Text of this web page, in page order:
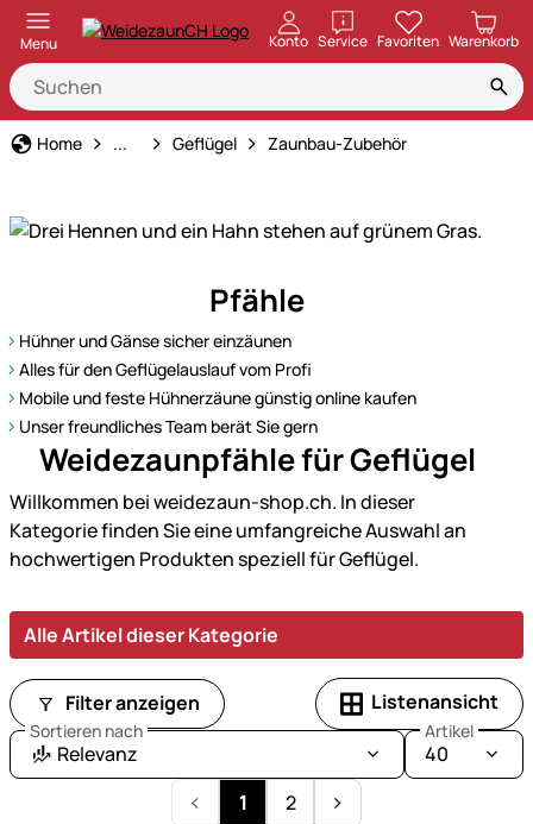
Menu Konto ServiceöffnenFavoriten Warenkorb
Home Tierart
... Geflügel Zaunbau-Zubehör
für
Geflügel
–
Qualität
und
Vielfalt
für
Ihre
Hühner.
Pfähle
Hühner und Gänse sicher einzäunen
Alles für den Geflügelauslauf vom Profi
Mobile und feste Hühnerzäune günstig online kaufen
Unser freundliches Team berät Sie gern
Weidezaunpfähle für Geflügel
Willkommen bei weidezaun-shop.ch. In dieser
Kategorie finden Sie eine umfangreiche Auswahl an
hochwertigen Produkten speziell für Geflügel.
Alle Artikel dieser Kategorie
Filter anzeigen Listenansicht
Sortieren nach
Relevanz
Artikel
40
1
2